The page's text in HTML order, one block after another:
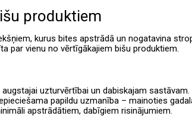
produktiem
kurus bites apstrādā un nogatavina
par vienu no vērtīgākajiem bišu produktiem.
uzturvērtībai un dabiskajam sastāvam.
papildu uzmanība – mainoties
apstrādātiem, dabīgiem risinājumiem.